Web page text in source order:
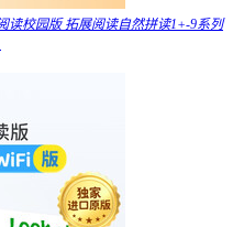
读校园版 拓展阅读自然拼读1+-9系列